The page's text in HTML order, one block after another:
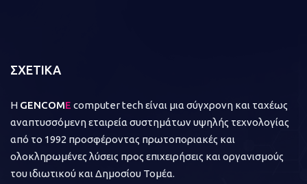
ΣΧΕΤΙΚΑ
Η GENCOME computer tech είναι μια σύγχρονη και ταχέως
αναπτυσσόμενη εταιρεία συστημάτων υψηλής τεχνολογίας
από το 1992 προσφέροντας πρωτοποριακές και
ολοκληρωμένες λύσεις προς επιχειρήσεις και οργανισμούς
του ιδιωτικού και Δημοσίου Τομέα.